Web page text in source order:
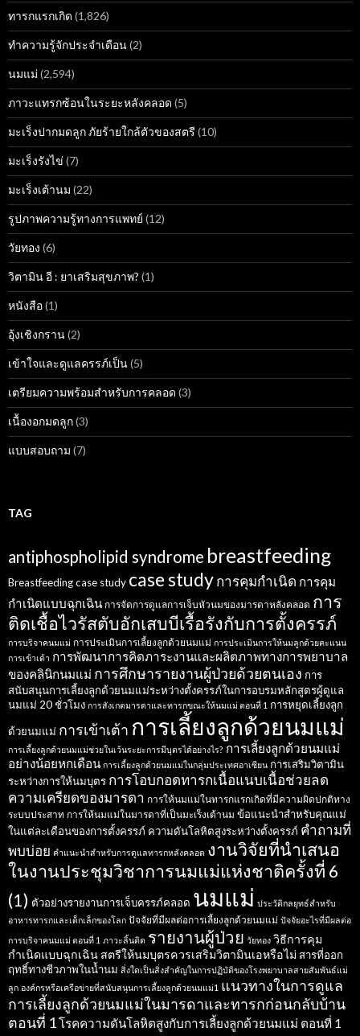
ทารกแรกเกิด (1,826)
ทำความรู้จักประจำเดือน(2)
นมแม่ (2,594)
ภาวะแทรกซ้อนในระยะหลังคลอด (5)
มะเร็งปากมดลูก ภัยร้ายใกล้ตัวของสตรี (10)
มะเร็งรังไข่ (7)
มะเร็งเต้านม (22)
รูปภาพความรู้ทางการแพทย์ (12)
วัยทอง (6)
วิตามิน อี : ยาเสริมสุขภาพ? (1)
หนังสือ(1)
อุ้งเชิงกราน(2)
เข้าใจและดูแลครรภ์เป็น(5)
เตรียมความพร้อมสำหรับการคลอด (3)
เนื้องอกมดลูก(3)
แบบสอบถาม (7)
TAG
antiphospholipid syndrome breastfeeding
Breastfeeding case study case studyการคุมกำเนิด การคุม
กำเนิดแบบฉุกเฉิน การจัดการดูแลการเจ็บหัวนมของมารดาหลังคลอด การ
ติดเชื้อไวรัสตับอักเสบบีเรื้อรังกับการตั้งครรภ์
การบริจาคนมแม่ การประเมินการเลี้ยงลูกด้วยนมแม่ การประเมินการให้นมลูกด้วยคะแนน
การเข้าเต้า การพัฒนาการคิดภาระงานและผลิตภาพทางการพยาบาล
ของคลินิกนมแม่ การศึกษารายงานผู้ป่วยด้วยตนเอง การ
สนับสนุนการเลี้ยงลูกด้วยนมแม่ระหว่างตั้งครรภ์ในการอบรมหลักสูตรผู้ดูแล
นมแม่ 20 ชั่วโมง การสังเกตมารดาและทารกขณะให้นมแม่ ตอนที่ 1 การหยุดเลี้ยงลูก
ด้วยนมแม่ การเข้าเต้า การเลี้ยงลูกด้วยนมแม่
การเลี้ยงลูกด้วยนมแม่ช่วยในเว้นระยะการมีบุตรได้อย่างไร? การเลี้ยงลูกด้วยนมแม่
อย่างน้อยหกเดือน การเลี้ยงลูกด้วยนมแม่ในกลุ่มประเทศอาเซียน การเสริมวิตามิน
ระหว่างการให้นมบุตร การโอบกอดทารกเนื้อแนบเนื้อช่วยลด
ความเครียดของมารดา การให้นมแม่ในทารกแรกเกิดที่มีความผิดปกติทาง
ระบบประสาท การให้นมแม่ในมารดาที่เป็นมะเร็งเต้านม ข้อแนะนำสำหรับคุณแม่
ในแต่ละเดือนของการตั้งครรภ์ ความดันโลหิตสูงระหว่างตั้งครรภ์ คำถามที่
พบบ่อย คำแนะนำสำหรับการดูแลทารกหลังคลอด งานวิจัยที่นำเสนอ
ในงานประชุมวิชาการนมแม่แห่งชาติครั้งที่ 6
(1) ตัวอย่างรายงานการเจ็บครรภ์คลอด นมแม่ ประวัติกลยุทธ์สำหรับ
อาหารทารกและเด็กเล็กของโลก ปัจจัยที่มีผลต่อการเลี้ยงลูกด้วยนมแม่ ปัจจัยอะไรที่มีผลต่อ
การบริจาคนมแม่ ตอนที่ 1 ภาวะลิ้นติด รายงานผู้ป่วย วัยทอง วิธีการคุม
กำเนิดแบบฉุกเฉิน สตรีให้นมบุตรควรเสริมวิตามินเอหรือไม่ สารที่ออก
ฤทธิ์ทางชีวภาพในน้ำนม สิ่งใดเป็นสิ่งสำคัญในการปฏิบัติของโรงพยาบาลสายสัมพันธ์แม่
ลูก องค์กรหรือเครือข่ายที่สนับสนุนการเลี้ยงลูกด้วยนมแม่1 แนวทางในการดูแล
การเลี้ยงลูกด้วยนมแม่ในมารดาและทารกก่อนกลับบ้าน
ตอนที่ 1โรคความดันโลหิตสูงกับการเลี้ยงลูกด้วยนมแม่ ตอนที่ 1